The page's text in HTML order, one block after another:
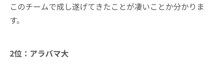
このチームで成し遂げてきたことが凄いことか分かりま
す。
2位：アラバマ大